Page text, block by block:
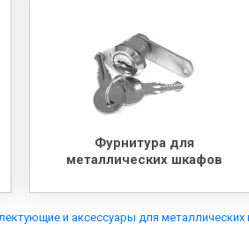
Фурнитура для
металлических шкафов
и аксессуары для